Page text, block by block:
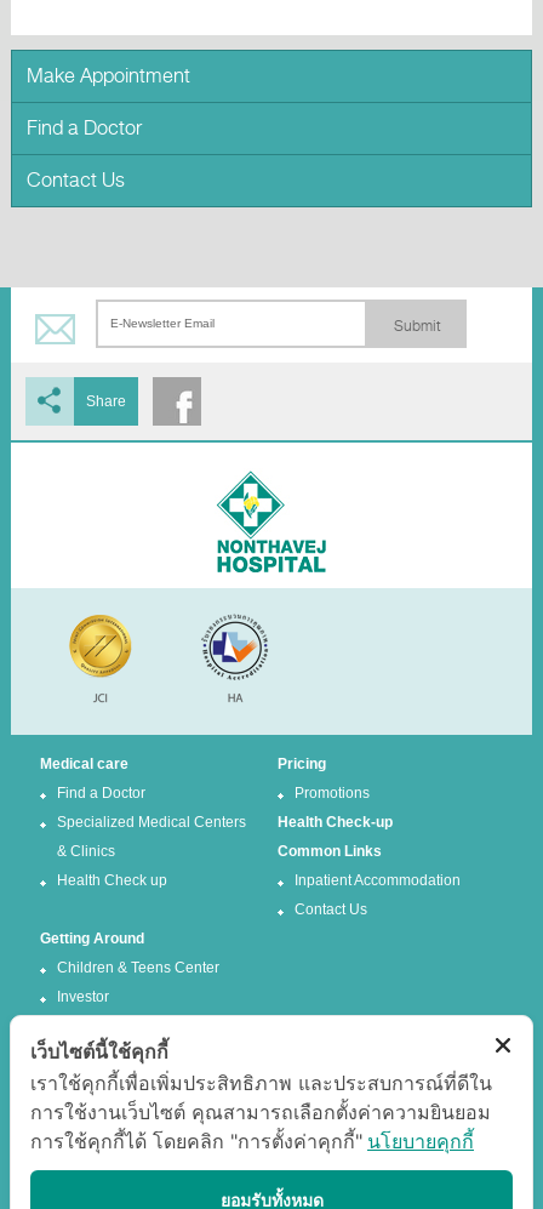
Make Appointment
Find a Doctor
Contact Us
Submit
Share
Medical care
Find a Doctor
Specialized Medical Centers
& Clinics
Health Check up
Pricing
Promotions
Health Check-up
Common Links
Inpatient Accommodation
Contact Us
Getting Around
Children & Teens Center
Investor
Facebook Twitter
เว็บไซต์นี้ใช้คุกกี้
เราใช้คุกกี้เพื่อเพิ่มประสิทธิภาพ และประสบการณ์ที่ดีใน
การใช้งานเว็บไซต์ คุณสามารถเลือกตั้งค่าความยินยอม
การใช้คุกกี้ได้ โดยคลิก "การตั้งค่าคุกกี้" นโยบายคุกกี้
ยอมรับทั้งหมด